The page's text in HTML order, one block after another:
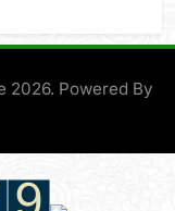
2026. Powered By